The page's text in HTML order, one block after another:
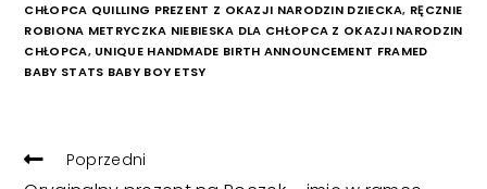
CHŁOPCA QUILLING PREZENT Z OKAZJI NARODZIN DZIECKA, RĘCZNIE
ROBIONA METRYCZKA NIEBIESKA DLA CHŁOPCA Z OKAZJI NARODZIN
CHŁOPCA, UNIQUE HANDMADE BIRTH ANNOUNCEMENT FRAMED
BABY STATS BABY BOY ETSY
READ
MORE
Poprzedni